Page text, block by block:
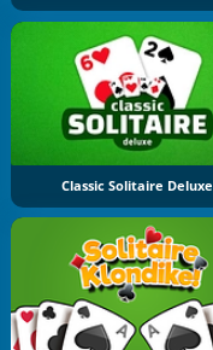
Classic Solitaire Deluxe